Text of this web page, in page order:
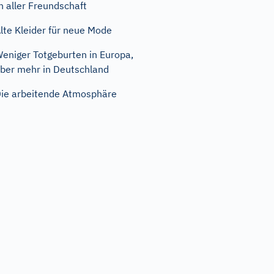
aller Freundschaft
Kleider für neue Mode
Totgeburten in Europa,
mehr in Deutschland
arbeitende Atmosphäre